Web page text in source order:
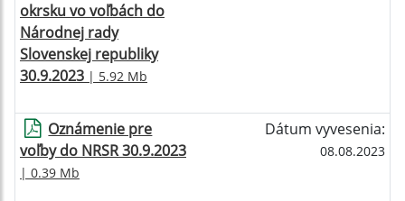
okrsku vo voľbách do
Národnej rady
Slovenskej republiky
30.9.2023 | 5.92 Mb
Oznámenie pre
voľby do NRSR 30.9.2023
| 0.39 Mb
Dátum vyvesenia:
08.08.2023